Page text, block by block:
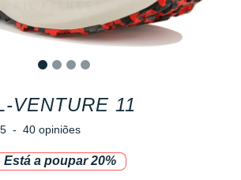
VENTURE 11
5 - 40 opiniões
Está a poupar 20%